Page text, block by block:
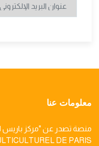
معلومات عنا